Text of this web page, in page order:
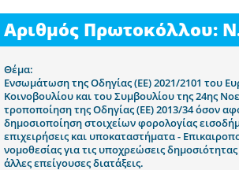
Αριθμός Πρωτοκόλλου:
Θέμα:
Ενσωμάτωση της Οδηγίας (ΕΕ) 2021/2101 του
Κοινοβουλίου και του Συμβουλίου της 24ης
τροποποίηση της Οδηγίας (ΕΕ) 2013/34 όσον
δημοσιοποίηση στοιχείων φορολογίας
επιχειρήσεις και υποκαταστήματα -
νομοθεσίας για τις υποχρεώσεις
άλλες επείγουσες διατάξεις.